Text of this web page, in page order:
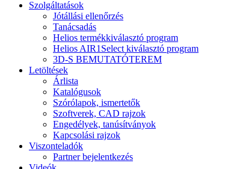
Szolgáltatások
Jótállási ellenőrzés
Tanácsadás
Helios termékkiválasztó program
Helios AIR1Select kiválasztó program
3D-S BEMUTATÓTEREM
Letöltések
Árlista
Katalógusok
Szórólapok, ismertetők
Szoftverek, CAD rajzok
Engedélyek, tanúsítványok
Kapcsolási rajzok
Viszonteladók
Partner bejelentkezés